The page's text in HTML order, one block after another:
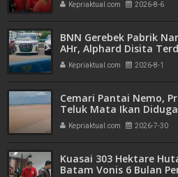
Kepriaktual.com 2026-8-6
BNN Gerebek Pabrik
AHr, Alphard Disita
Mitra Usaha Properti
Kepriaktual.com 2026-8-1
Cemari Pantai Nemo,
Teluk Mata Ikan
Amdal
Kepriaktual.com 2026-7-30
Kuasai 303 Hektare
Batam Vonis 6 Bulan